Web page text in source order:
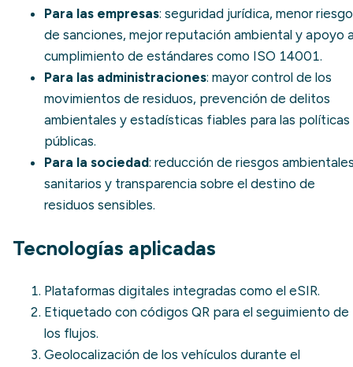
Para las empresas: seguridad jurídica, menor riesgo
de sanciones, mejor reputación ambiental y apoyo
cumplimiento de estándares como ISO 14001.
Para las administraciones: mayor control de los
movimientos de residuos, prevención de delitos
ambientales y estadísticas fiables para las políticas
públicas.
Para la sociedad: reducción de riesgos
sanitarios y transparencia sobre el destino de
residuos sensibles.
Tecnologías aplicadas
Plataformas digitales integradas como el eSIR.
Etiquetado con códigos QR para el seguimiento de
los flujos.
Geolocalización de los vehículos durante el